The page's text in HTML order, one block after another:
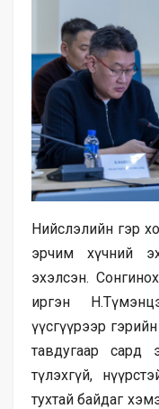
Нийслэлийн гэр
эрчим хүчний
эхэлсэн.
иргэн
үүсгүүрээр
тавдугаар сард
түлэхгүй,
тухтай байдаг